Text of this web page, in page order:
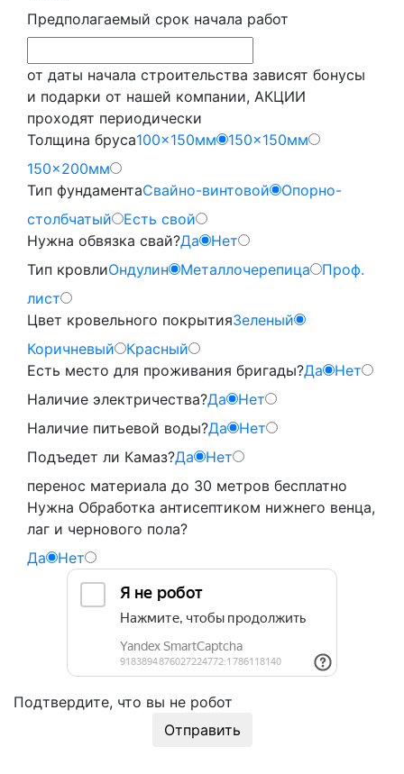
Предполагаемый срок начала работ
от даты начала строительства зависят бонусы
и подарки от нашей компании, АКЦИИ
проходят периодически
Толщина бруса100x150мм
150x150мм
150x200мм
Тип фундаментаСвайно-винтовой
Опорно-
столбчатый
Есть свой
Нужна обвязка свай?Да
Нет
Тип кровлиОндулин Металлочерепица
Проф.
лист
Цвет кровельного покрытияЗеленый
Коричневый
Красный
Есть место для проживания бригады?Да
Нет
Наличие электричества?Да
Нет
Наличие питьевой воды?Да
Нет
Подъедет ли Камаз?Да
Нет
перенос материала до 30 метров бесплатно
Нужна Обработка антисептиком нижнего венца,
лаг и чернового пола?
Да
Нет
Подтвердите, что вы не робот
Отправить